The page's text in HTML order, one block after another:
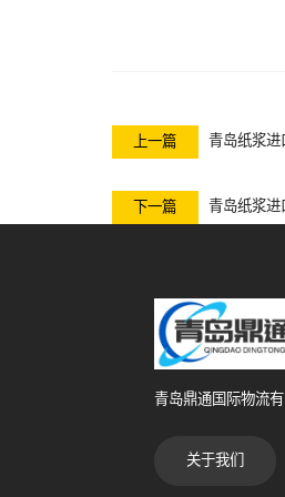
上一篇 青岛纸浆进
下一篇 青岛纸浆进
青岛鼎通国际物流有
关于我们